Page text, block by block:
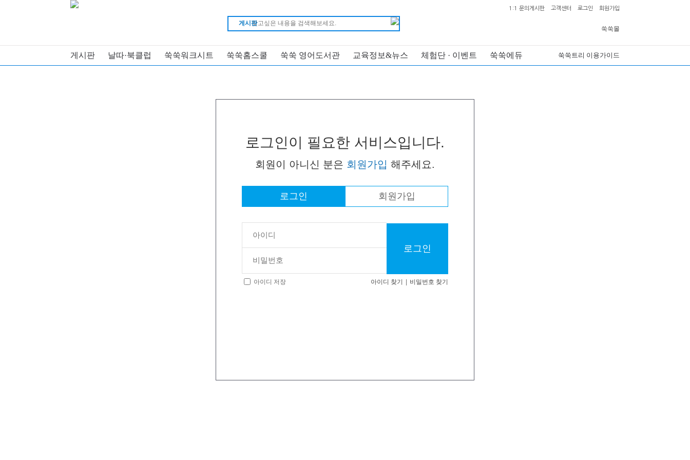
게시판
1:1 문의게시판 고객센터 로그인 회원가입
쑥쑥몰
게시판 날따·북클럽 쑥쑥워크시트 쑥쑥홈스쿨 쑥쑥 영어도서관 교육정보&뉴스 체험단 · 이벤트 쑥쑥에듀 쑥쑥트리 이용가이드
로그인이 필요한 서비스입니다.
회원이 아니신 분은 회원가입 해주세요.
로그인 회원가입
로그인
아이디 저장 아이디 찾기 | 비밀번호 찾기